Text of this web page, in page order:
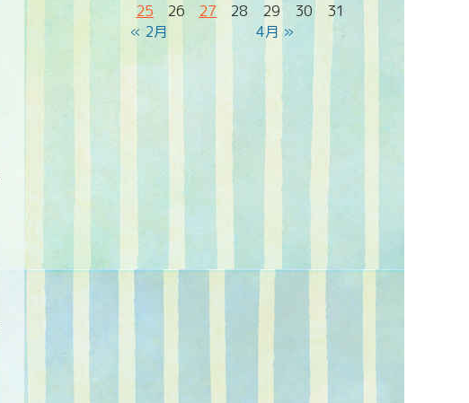
« 2月 4月 »
25
26 27 28 29 30 31